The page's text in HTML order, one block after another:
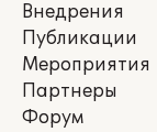
Внедрения
Публикации
Мероприятия
Партнеры
Форум